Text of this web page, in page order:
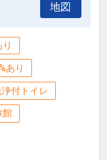
地図
あり
付トイレ
館